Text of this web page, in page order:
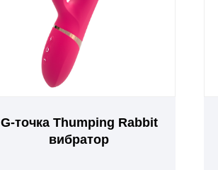
G-точка Thumping Rabbit
вибратор